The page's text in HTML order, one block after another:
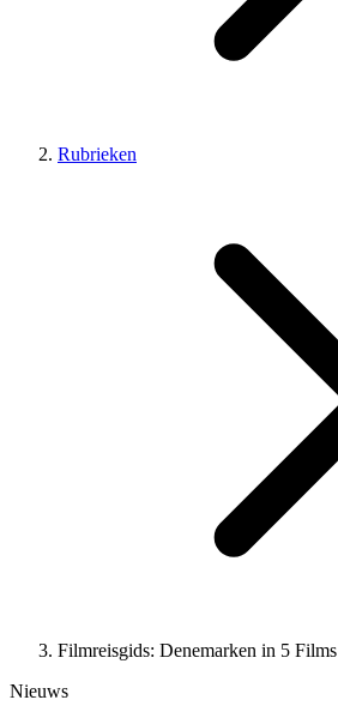
Rubrieken
Filmreisgids: Denemarken in 5 Films
Nieuws